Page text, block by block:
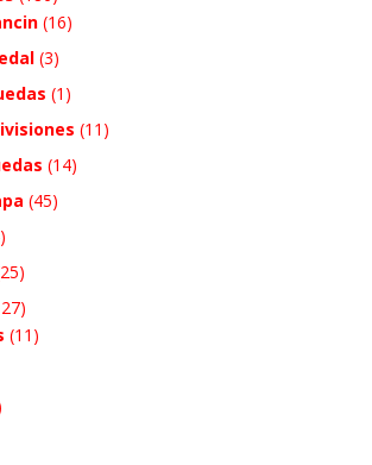
(16)
(3)
(1)
(11)
(14)
(45)
(11)